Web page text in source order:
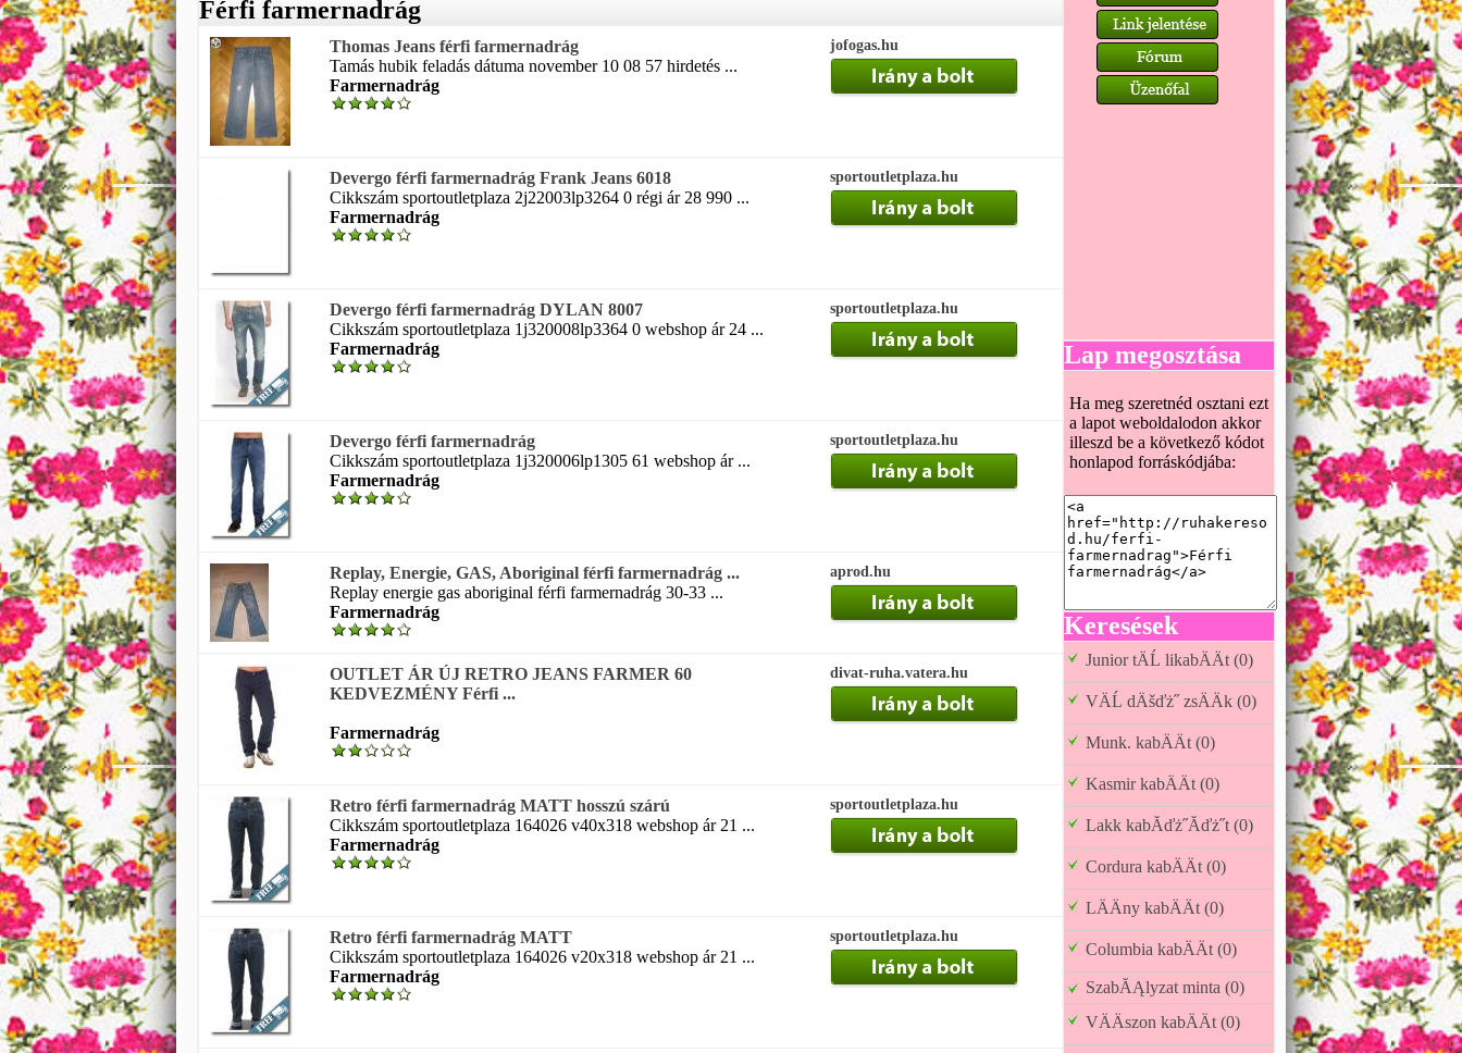
Férfi farmernadrág
Thomas Jeans férfi farmernadrág
Tamás hubik feladás dátuma november 10 08 57 hirdetés ...
Farmernadrág
jofogas.hu
Devergo férfi farmernadrág Frank Jeans 6018
Cikkszám sportoutletplaza 2j22003lp3264 0 régi ár 28 990 ...
Farmernadrág
sportoutletplaza.hu
Devergo férfi farmernadrág DYLAN 8007
Cikkszám sportoutletplaza 1j320008lp3364 0 webshop ár 24 ...
Farmernadrág
sportoutletplaza.hu
Devergo férfi farmernadrág
Cikkszám sportoutletplaza 1j320006lp1305 61 webshop ár ...
Farmernadrág
sportoutletplaza.hu
Replay, Energie, GAS, Aboriginal férfi farmernadrág ...
Replay energie gas aboriginal férfi farmernadrág 30-33 ...
Farmernadrág
aprod.hu
OUTLET ÁR ÚJ RETRO JEANS FARMER 60
KEDVEZMÉNY Férfi ...
Farmernadrág
divat-ruha.vatera.hu
Retro férfi farmernadrág MATT hosszú szárú
Cikkszám sportoutletplaza 164026 v40x318 webshop ár 21 ...
Farmernadrág
sportoutletplaza.hu
Retro férfi farmernadrág MATT
Cikkszám sportoutletplaza 164026 v20x318 webshop ár 21 ...
Farmernadrág
sportoutletplaza.hu
Lap megosztása
Ha meg szeretnéd osztani ezt
a lapot weboldalodon akkor
illeszd be a következő kódot
honlapod forráskódjába:
Keresések
Junior tÄĹ likabÄÄt (0)
VÄĹ dÄšďż˝ zsÄÄk (0)
Munk. kabÄÄt (0)
Kasmir kabÄÄt (0)
Lakk kabĂďż˝Ăďż˝t (0)
Cordura kabÄÄt (0)
LÄÄny kabÄÄt (0)
Columbia kabÄÄt (0)
SzabĂĄlyzat minta (0)
VÄÄszon kabÄÄt (0)